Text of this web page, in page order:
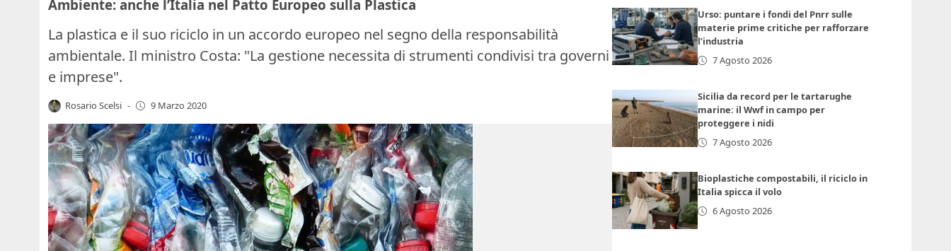
Ambiente: anche l’Italia nel Patto Europeo sulla Plastica
La plastica e il suo riciclo in un accordo europeo nel segno della responsabilità
ambientale. Il ministro Costa: "La gestione necessita di strumenti condivisi tra governi
e imprese".
Rosario Scelsi - 9 Marzo 2020
Urso: puntare i fondi del Pnrr sulle
materie prime critiche per rafforzare
l’industria
7 Agosto 2026
Sicilia da record per le tartarughe
marine: il Wwf in campo per
proteggere i nidi
7 Agosto 2026
Bioplastiche compostabili, il riciclo in
Italia spicca il volo
6 Agosto 2026